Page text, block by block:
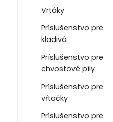
Vrtáky
Príslušenstvo pre
kladivá
Príslušenstvo pre
chvostové píly
Príslušenstvo pre
vŕtačky
Príslušenstvo pre